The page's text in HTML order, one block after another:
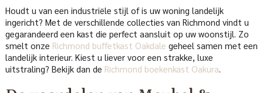
Houdt u van een industriële stijl of is uw woning landelijk
ingericht? Met de verschillende collecties van Richmond vindt u
gegarandeerd een kast die perfect aansluit op uw woonstijl. Zo
smelt onze Richmond buffetkast Oakdale geheel samen met een
landelijk interieur. Kiest u liever voor een strakke, luxe
uitstraling? Bekijk dan de Richmond boekenkast Oakura.